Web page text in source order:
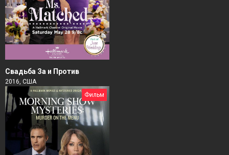
Свадьба За и Против
2016, США
Фильм